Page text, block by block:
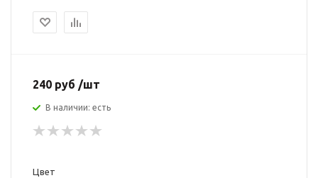
240 руб /шт
В наличии: есть
Цвет